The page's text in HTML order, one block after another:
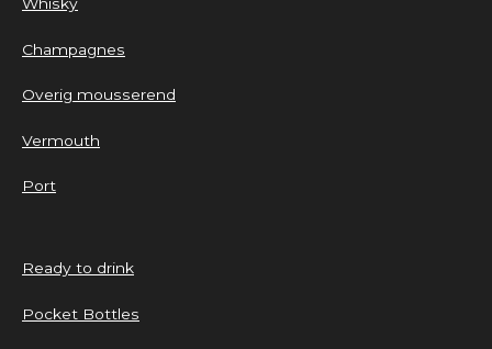
Champagnes
Overig mousserend
Vermouth
Port
Ready to drink
Pocket Bottles